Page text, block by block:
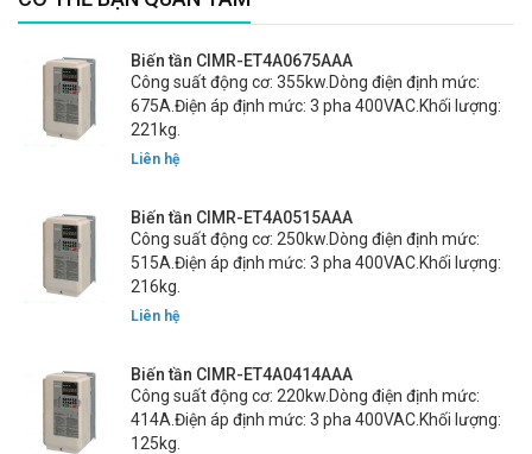
Biến tần CIMR-ET4A0675AAA
Công suất động cơ: 355kw.Dòng điện định mức:
675A.Điện áp định mức: 3 pha 400VAC.Khối lượng:
221kg.
Liên hệ
Biến tần CIMR-ET4A0515AAA
Công suất động cơ: 250kw.Dòng điện định mức:
515A.Điện áp định mức: 3 pha 400VAC.Khối lượng:
216kg.
Liên hệ
Biến tần CIMR-ET4A0414AAA
Công suất động cơ: 220kw.Dòng điện định mức:
414A.Điện áp định mức: 3 pha 400VAC.Khối lượng:
125kg.